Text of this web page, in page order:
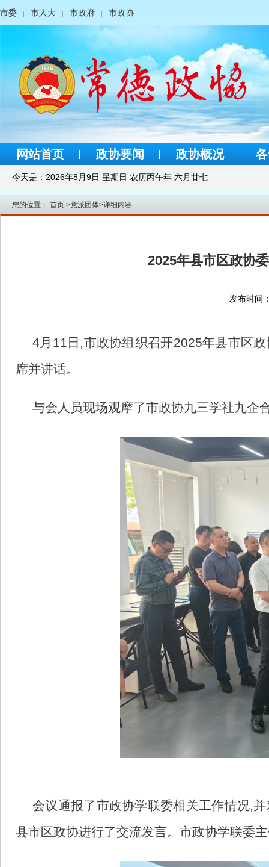
市委 | 市人大 | 市政府 | 市政协
网站首页 政协要闻 政协概况
今天是： 2026年8月9日 星期日 农历丙午年 六月廿七
您的位置： 首页 >党派团体>详细内容
2025年县市区政协
发布时间
4月11日,市政协组织召开2025年县市区
席并讲话。
与会人员现场观摩了市政协九三学社九企
会议通报了市政协学联委相关工作情况,
县市区政协进行了交流发言。市政协学联委